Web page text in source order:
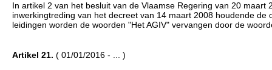
In artikel 2 van het besluit van de Vlaamse Regering van 20
inwerkingtreding van het decreet van 14 maart 2008 houdende
leidingen worden de woorden "Het AGIV" vervangen door de
Artikel 21. ( 01/01/2016 - ... )